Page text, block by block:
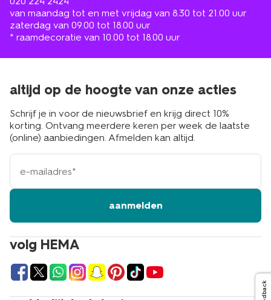
van maandag tot en met vrijdag van 8.30 tot 21.00 uur
zaterdag van 09.00 tot 18.00 uur
* raamdecoratie van 10.00 tot 18.00 uur
volg HEMA
altijd op de hoogte van onze acties
Schrijf je in voor de nieuwsbrief en krijg direct 10%
korting. Ontvang meerdere keren per week de laatste
(online) aanbiedingen. Afmelden kan altijd.
e-
mailadres
aanmelden